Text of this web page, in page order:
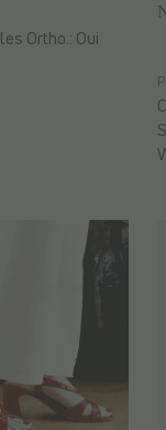
Ortho.: Oui